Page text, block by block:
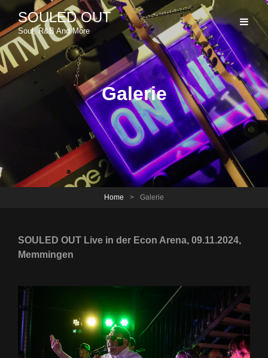
SOULED OUT
Soul, R&B And More
Galerie
Home > Galerie
SOULED OUT Live in der Econ Arena, 09.11.2024,
Memmingen